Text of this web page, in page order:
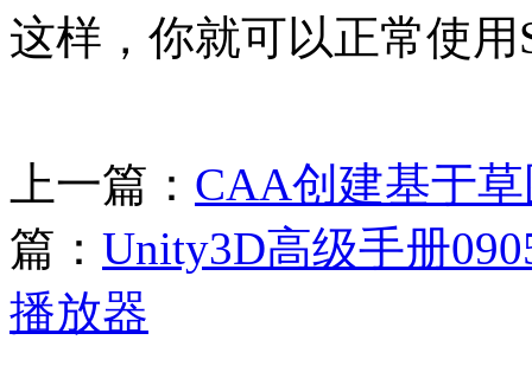
这样，你就可以正常使用
上一篇： CAA创建基于
篇： Unity3D高级手册
播放器